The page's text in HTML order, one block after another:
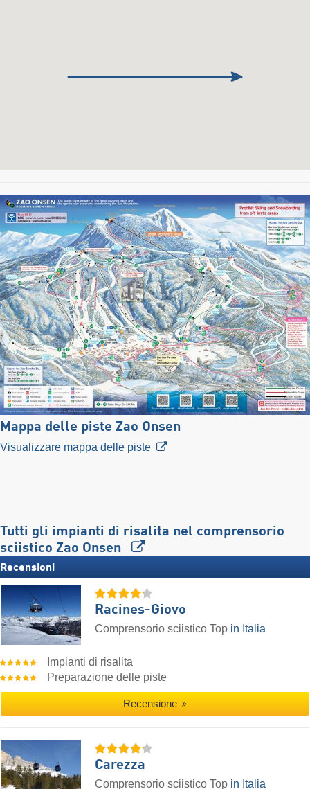
Mappa delle piste Zao Onsen
Visualizzare mappa delle piste
Tutti gli impianti di risalita nel comprensorio
sciistico Zao Onsen
Recensioni
Racines-Giovo
Comprensorio sciistico Top in Italia
Impianti di risalita
Preparazione delle piste
Recensione
Carezza
Comprensorio sciistico Top in Italia